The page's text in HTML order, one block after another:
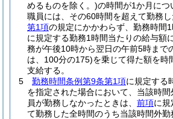
めるものを除く。)の時間が1か月につ
職員には、その60時間を超えて勤務し
第1項の規定にかかわらず、勤務時間1
に規定する勤務1時間当たりの給与額
務が午後10時から翌日の午前5時まで
は、100分の175)を乗じて得た額を時
支給する。
5
勤務時間条例第9条第1項に規定する
を指定された場合において、当該時
員が勤務しなかったときは、 前項に規
て勤務した全時間のうち当該時間外